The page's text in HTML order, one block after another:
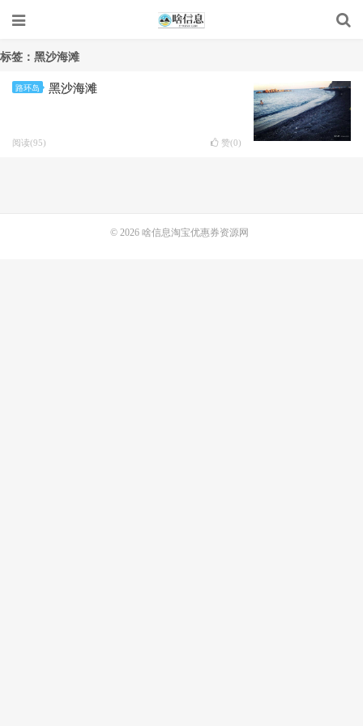
标签：黑沙海滩
路环岛 黑沙海滩
阅读(95) 赞(0)
© 2026 啥信息淘宝优惠券资源网